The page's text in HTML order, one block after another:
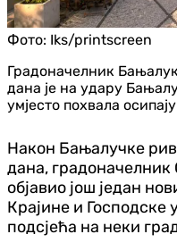
Фото: Iks/printscreen
Градоначелник
дана је на удару
умјесто похвала
Након Бањалучке
дана, градоначелник
објавио још један
Крајине и Господске
подсјећа на неки